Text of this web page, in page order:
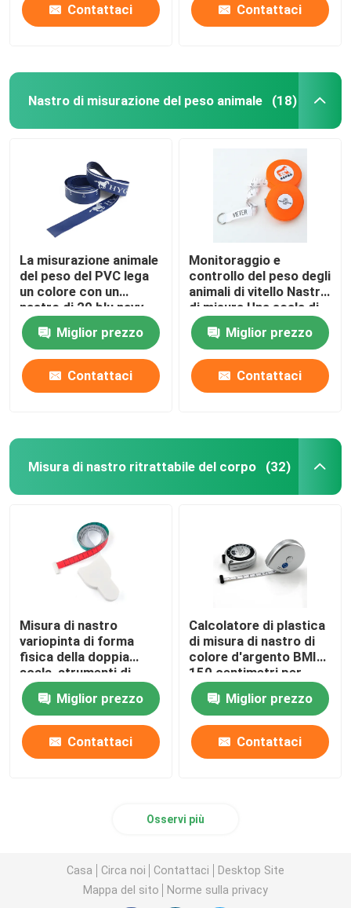
Contattaci Contattaci
Nastro di misurazione del peso animale (18)
La misurazione animale
del peso del PVC lega
un colore con un
nastro di 20 blu navy
delle mani per il
cavallino dei cavalli
Miglior prezzo
Contattaci
Monitoraggio e
controllo del peso degli
animali di vitello Nastro
di misura Una scala di
peso inglese e
francese per le cliniche
veterinarie
Miglior prezzo
Contattaci
Misura di nastro ritrattabile del corpo (32)
Misura di nastro
variopinta di forma
fisica della doppia
scala, strumenti di
misura di cucito
150cm a 60 pollici
Miglior prezzo
Contattaci
Calcolatore di plastica
di misura di nastro di
colore d'argento BMI
150 centimetri per
salute del corpo
Miglior prezzo
Contattaci
Osservi più
Casa Circa noi Contattaci
Desktop Site
Mappa del sito
Norme sulla privacy